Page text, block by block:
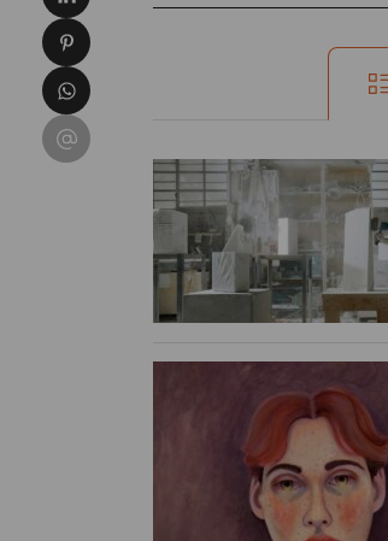
Condividi su Pinterest
Condividi su WhatsApp
Condividi su Email